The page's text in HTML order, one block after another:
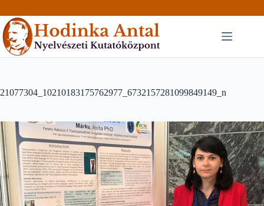
to
content
21077304_10210183175762977_6732157281099849149_n